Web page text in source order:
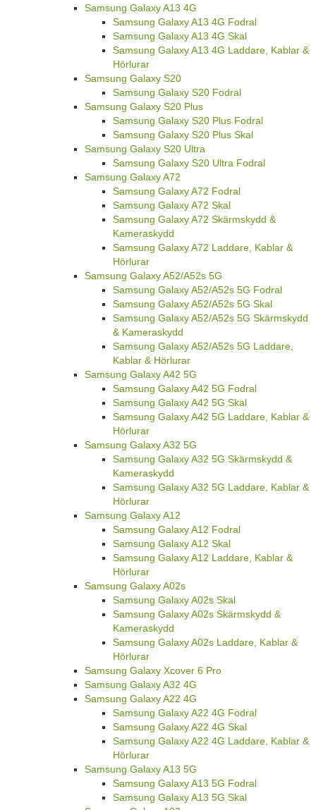
Samsung Galaxy A13 4G
Samsung Galaxy A13 4G Fodral
Samsung Galaxy A13 4G Skal
Samsung Galaxy A13 4G Laddare, Kablar &
Hörlurar
Samsung Galaxy S20
Samsung Galaxy S20 Fodral
Samsung Galaxy S20 Plus
Samsung Galaxy S20 Plus Fodral
Samsung Galaxy S20 Plus Skal
Samsung Galaxy S20 Ultra
Samsung Galaxy S20 Ultra Fodral
Samsung Galaxy A72
Samsung Galaxy A72 Fodral
Samsung Galaxy A72 Skal
Samsung Galaxy A72 Skärmskydd &
Kameraskydd
Samsung Galaxy A72 Laddare, Kablar &
Hörlurar
Samsung Galaxy A52/A52s 5G
Samsung Galaxy A52/A52s 5G Fodral
Samsung Galaxy A52/A52s 5G Skal
Samsung Galaxy A52/A52s 5G Skärmskydd
& Kameraskydd
Samsung Galaxy A52/A52s 5G Laddare,
Kablar & Hörlurar
Samsung Galaxy A42 5G
Samsung Galaxy A42 5G Fodral
Samsung Galaxy A42 5G Skal
Samsung Galaxy A42 5G Laddare, Kablar &
Hörlurar
Samsung Galaxy A32 5G
Samsung Galaxy A32 5G Skärmskydd &
Kameraskydd
Samsung Galaxy A32 5G Laddare, Kablar &
Hörlurar
Samsung Galaxy A12
Samsung Galaxy A12 Fodral
Samsung Galaxy A12 Skal
Samsung Galaxy A12 Laddare, Kablar &
Hörlurar
Samsung Galaxy A02s
Samsung Galaxy A02s Skal
Samsung Galaxy A02s Skärmskydd &
Kameraskydd
Samsung Galaxy A02s Laddare, Kablar &
Hörlurar
Samsung Galaxy Xcover 6 Pro
Samsung Galaxy A32 4G
Samsung Galaxy A22 4G
Samsung Galaxy A22 4G Fodral
Samsung Galaxy A22 4G Skal
Samsung Galaxy A22 4G Laddare, Kablar &
Hörlurar
Samsung Galaxy A13 5G
Samsung Galaxy A13 5G Fodral
Samsung Galaxy A13 5G Skal